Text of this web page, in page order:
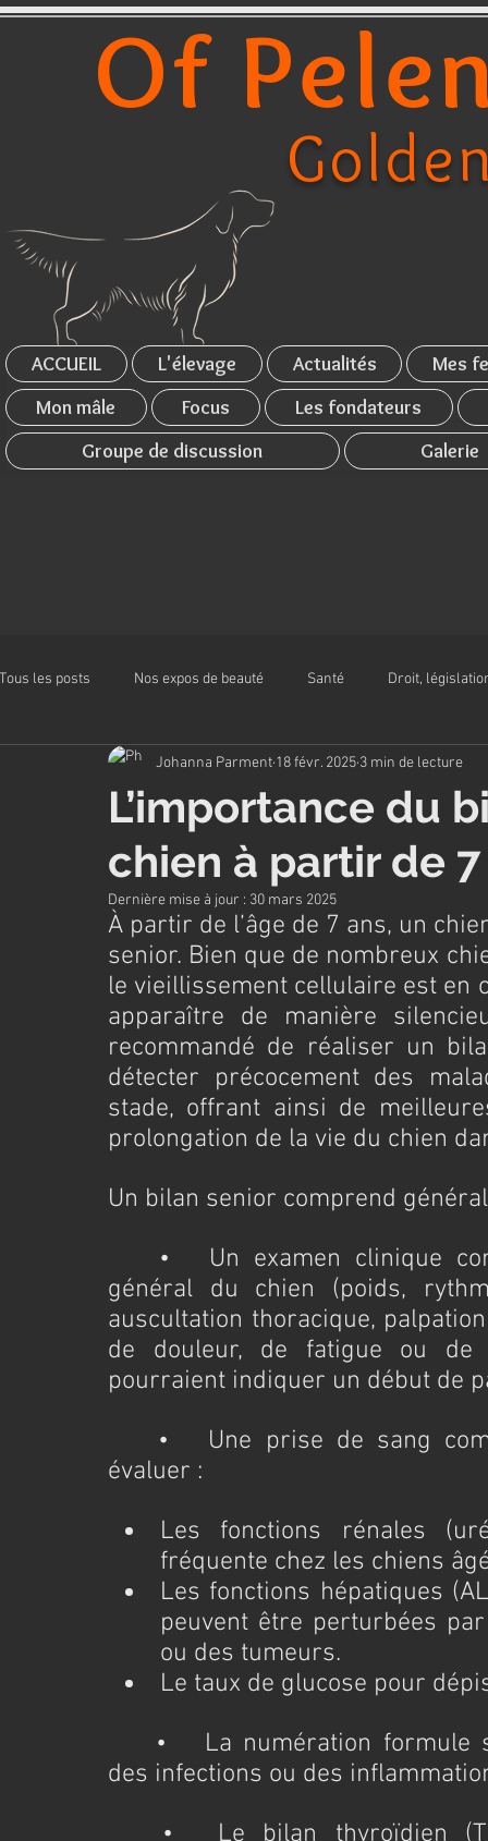
Of
ACCUEIL L'élevage Actualités
Mes
Mon mâle
Focus Les fondateurs
Groupe de discussion
Galerie
Tous les posts Nos expos de beauté Santé Droit,
Alimentation
L’importance du
chien à partir de
Johanna Parment 18 févr. 2025 3 min de lecture
Dernière mise à jour : 30 mars 2025
À partir de l’âge de 7 ans, un
senior. Bien que de nombreux
le vieillissement cellulaire est en
apparaître de manière
recommandé de réaliser un
détecter précocement des
stade, offrant ainsi de
prolongation de la vie du chien
Un bilan senior comprend
général du chien (poids,
auscultation thoracique,
de douleur, de fatigue ou de
pourraient indiquer un début de
évaluer :
Les fonctions rénales
fréquente chez les chiens
Les fonctions hépatiques
peuvent être perturbées
ou des tumeurs.
Le taux de glucose pour
des infections ou des